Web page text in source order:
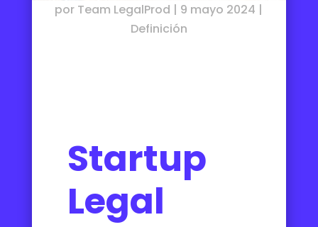
por Team LegalProd | 9 mayo 2024 |
Definición
Startup
Legal